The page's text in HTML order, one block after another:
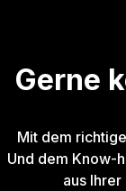
Gerne
Mit dem
Und dem Know-
aus